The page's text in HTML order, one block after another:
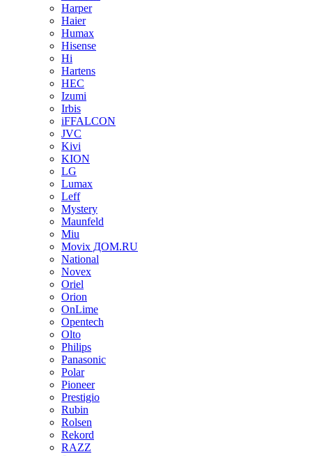
Harper
Haier
Humax
Hisense
Hi
Hartens
HEC
Izumi
Irbis
iFFALCON
JVC
Kivi
KION
LG
Lumax
Leff
Mystery
Maunfeld
Miu
Movix ДОМ.RU
National
Novex
Oriel
Orion
OnLime
Opentech
Olto
Philips
Panasonic
Polar
Pioneer
Prestigio
Rubin
Rolsen
Rekord
RAZZ